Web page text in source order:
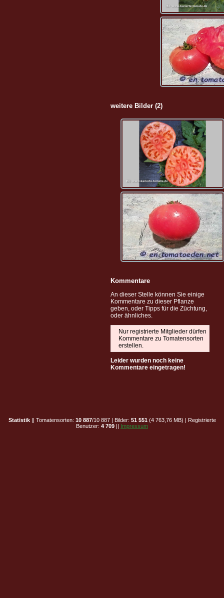
weitere Bilder (2)
Kommentare
An dieser Stelle können Sie einige
Kommentare zu dieser Pflanze
geben, oder Tipps für die Züchtung,
oder ähnliches.
Nur registrierte Mitglieder dürfen
Kommentare zu Tomatensorten
erstellen.
Leider wurden noch keine
Kommentare eingetragen!
Statistik|| Tomatensorten: 10 887/10 887 | Bilder: 51 551 (4 763,76 MB) | Registrierte
Benutzer: 4 709 || Impressum